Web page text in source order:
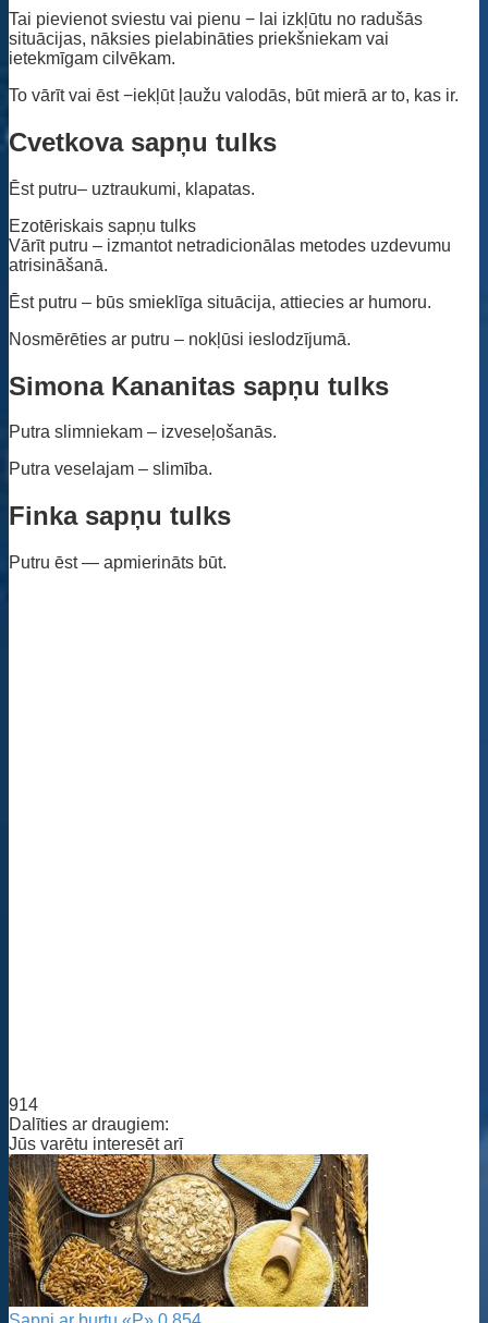
Tai pievienot sviestu vai pienu − lai izkļūtu no radušās
situācijas, nāksies pielabināties priekšniekam vai
ietekmīgam cilvēkam.
To vārīt vai ēst −iekļūt ļaužu valodās, būt mierā ar to, kas ir.
Cvetkova sapņu tulks
Ēst putru– uztraukumi, klapatas.
Ezotēriskais sapņu tulks
Vārīt putru – izmantot netradicionālas metodes uzdevumu
atrisināšanā.
Ēst putru – būs smieklīga situācija, attiecies ar humoru.
Nosmērēties ar putru – nokļūsi ieslodzījumā.
Simona Kananitas sapņu tulks
Putra slimniekam – izveseļošanās.
Putra veselajam – slimība.
Finka sapņu tulks
Putru ēst — apmierināts būt.
914
Dalīties ar draugiem:
Jūs varētu interesēt arī